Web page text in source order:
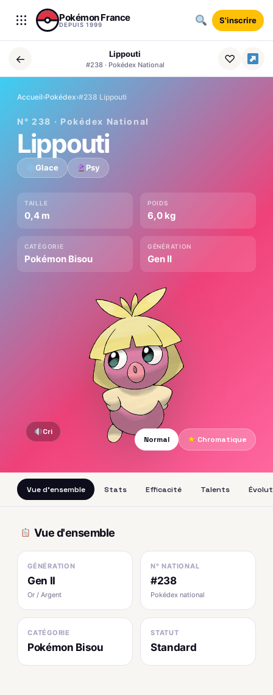
Aller au contenu
Pokémon France
DEPUIS 1999 S'inscrire
← Lippouti
#238 · Pokédex National ♡
Accueil›Pokédex›#238 Lippouti
N° 238 · Pokédex National
Lippouti
Glace Psy
TAILLE
0,4 m
POIDS
6,0 kg
CATÉGORIE
Pokémon Bisou
GÉNÉRATION
Gen II
Cri
Normal
★ Chromatique
Vue d'ensemble Stats Efficacité Talents
Vue d'ensemble
GÉNÉRATION
Gen II
Or / Argent
N° NATIONAL
#238
Pokédex national
CATÉGORIE
Pokémon Bisou
STATUT
Standard